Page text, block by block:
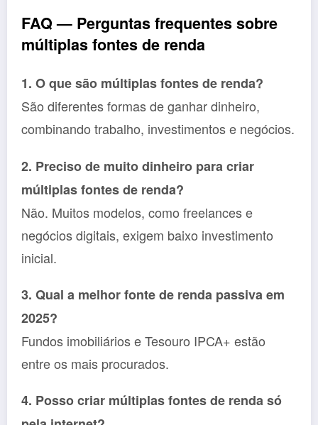
FAQ — Perguntas frequentes sobre
múltiplas fontes de renda
1. O que são múltiplas fontes de renda?
São diferentes formas de ganhar dinheiro,
combinando trabalho, investimentos e negócios.
2. Preciso de muito dinheiro para criar
múltiplas fontes de renda?
Não. Muitos modelos, como freelances e
negócios digitais, exigem baixo investimento
inicial.
3. Qual a melhor fonte de renda passiva em
2025?
Fundos imobiliários e Tesouro IPCA+ estão
entre os mais procurados.
4. Posso criar múltiplas fontes de renda só